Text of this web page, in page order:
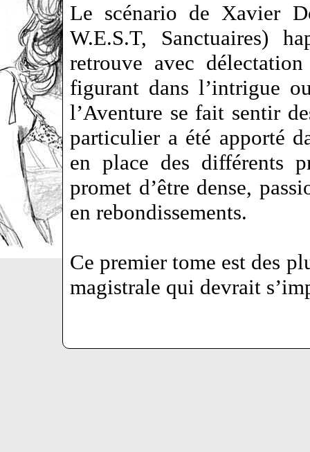
Le scénario de Xavier
W.E.S.T, Sanctuaires)
retrouve avec
figurant dans l’intrigue
l’Aventure se fait sentir
particulier a été apporté
en place des différents
promet d’être dense,
en rebondissements.
Ce premier tome est des
magistrale qui devrait